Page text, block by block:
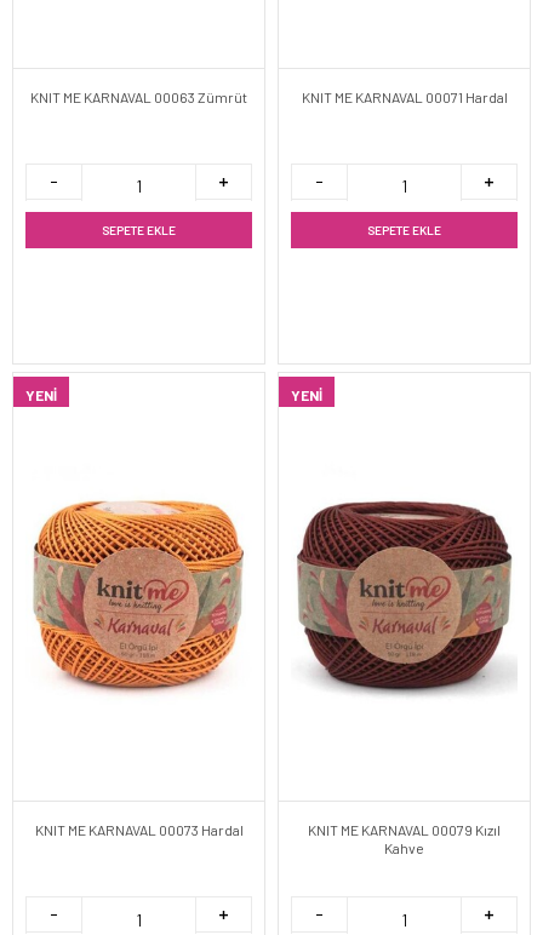
KNIT ME KARNAVAL 00063 Zümrüt
SEPETE EKLE
KNIT ME KARNAVAL 00071 Hardal
SEPETE EKLE
YENI
KNIT ME KARNAVAL 00073 Hardal
YENI
KNIT ME KARNAVAL 00079 Kızıl
Kahve